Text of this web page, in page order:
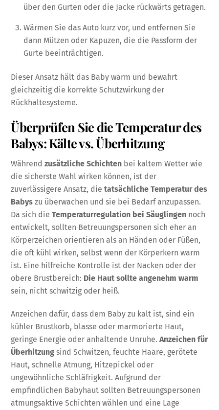
über den Gurten oder die Jacke rückwärts getragen.
Wärmen Sie das Auto kurz vor, und entfernen Sie
dann Mützen oder Kapuzen, die die Passform der
Gurte beeinträchtigen.
Dieser Ansatz hält das Baby warm und bewahrt
gleichzeitig die korrekte Schutzwirkung der
Rückhaltesysteme.
Überprüfen Sie die Temperatur des
Babys: Kälte vs. Überhitzung
Währendzusätzliche Schichten bei kaltem Wetter wie
die sicherste Wahl wirken können, ist der
zuverlässigere Ansatz, dietatsächliche Temperatur des
Babys zu überwachen und sie bei Bedarf anzupassen.
Da sich dieTemperaturregulation bei Säuglingen noch
entwickelt, sollten Betreuungspersonen sich eher an
Körperzeichen orientieren als an Händen oder Füßen,
die oft kühl wirken, selbst wenn der Körperkern warm
ist. Eine hilfreiche Kontrolle ist der Nacken oder der
obere Brustbereich: Die Haut sollte angenehm warm
sein, nicht schwitzig oder heiß.
Anzeichen dafür, dass dem Baby zu kalt ist, sind ein
kühler Brustkorb, blasse oder marmorierte Haut,
geringe Energie oder anhaltende Unruhe.Anzeichen für
Überhitzung sind Schwitzen, feuchte Haare, gerötete
Haut, schnelle Atmung, Hitzepickel oder
ungewöhnliche Schläfrigkeit. Aufgrund der
empfindlichen Babyhaut sollten Betreuungspersonen
atmungsaktive Schichten wählen und eine Lage